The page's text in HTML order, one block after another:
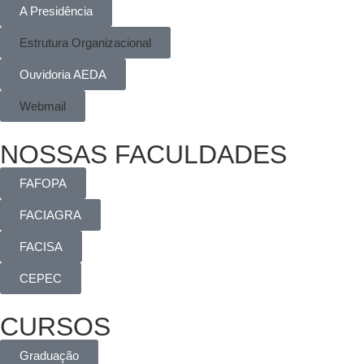
A Presidência
Estrutura Organizacional
Ouvidoria AEDA
Webmail
NOSSAS FACULDADES
FAFOPA
FACIAGRA
FACISA
CEPEC
CURSOS
Graduação